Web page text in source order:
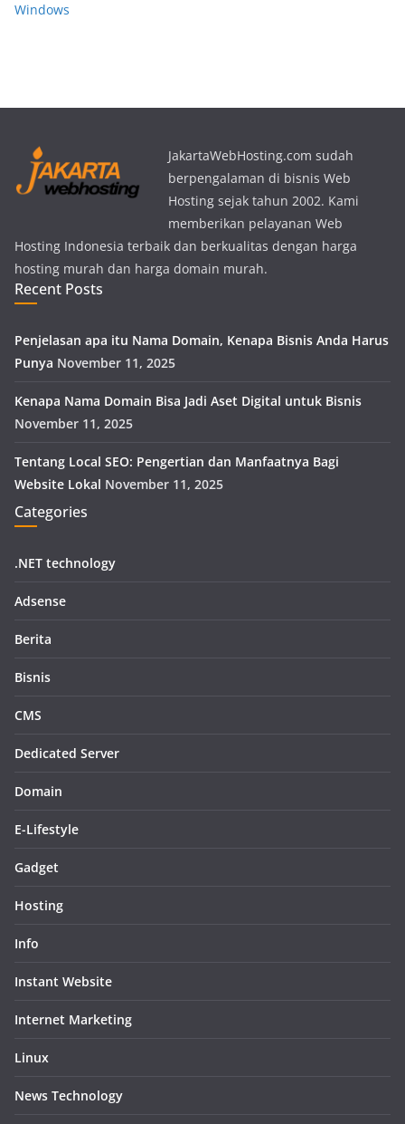
Windows
JakartaWebHosting.com sudah
berpengalaman di bisnis Web
Hosting sejak tahun 2002. Kami
memberikan pelayanan Web
Hosting Indonesia terbaik dan berkualitas dengan harga
hosting murah dan harga domain murah.
Recent Posts
Penjelasan apa itu Nama Domain, Kenapa Bisnis Anda Harus
Punya November 11, 2025
Kenapa Nama Domain Bisa Jadi Aset Digital untuk Bisnis
November 11, 2025
Tentang Local SEO: Pengertian dan Manfaatnya Bagi
Website Lokal November 11, 2025
Categories
.NET technology
Adsense
Berita
Bisnis
CMS
Dedicated Server
Domain
E-Lifestyle
Gadget
Hosting
Info
Instant Website
Internet Marketing
Linux
News Technology